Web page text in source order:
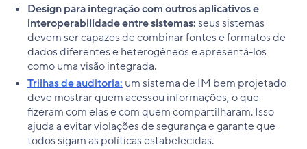
Design para integração com outros aplicativos e
interoperabilidade entre sistemas:seus sistemas
devem ser capazes de combinar fontes e formatos de
dados diferentes e heterogêneos e apresentá-los
como uma visão integrada.
Trilhas de auditoria: um sistema de IM bem projetado
deve mostrar quem acessou informações, o que
fizeram com elas e com quem compartilharam. Isso
ajuda a evitar violações de segurança e garante que
todos sigam as políticas estabelecidas.